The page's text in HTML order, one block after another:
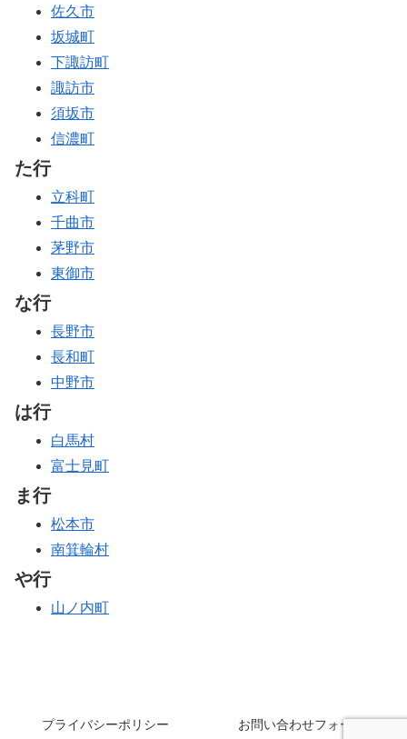
佐久市
坂城町
下諏訪町
諏訪市
須坂市
信濃町
た行
立科町
千曲市
茅野市
東御市
な行
長野市
長和町
中野市
は行
白馬村
富士見町
ま行
松本市
南箕輪村
や行
山ノ内町
プライバシーポリシー お問い合わせフォーム